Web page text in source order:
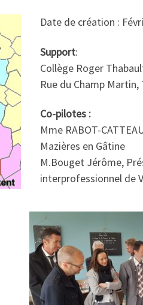
Date de création :
Support:
Collège Roger
Rue du Champ
Co-pilotes :
Mme RABOT-
Mazières en Gâtine
M.Bouget Jérôme,
interprofessionnel de